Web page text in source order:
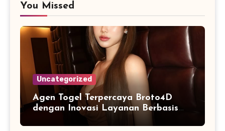
You Missed
Uncategorized
Agen Togel Terpercaya Broto4D
dengan Inovasi Layanan Berbasis